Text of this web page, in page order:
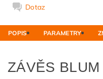
Dotaz
POPIS PARAMETRY
ZÁVĚS BLUM